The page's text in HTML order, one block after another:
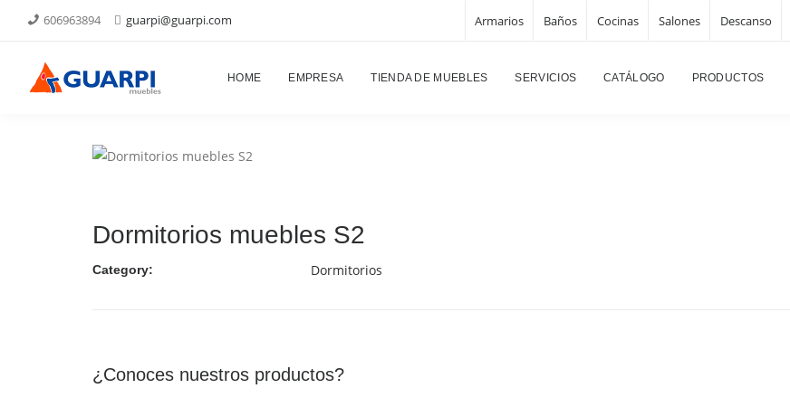
606963894 guarpi@guarpi.com Armarios Baños Cocinas Salones Descanso
HOME EMPRESA TIENDA DE MUEBLES SERVICIOS CATÁLOGO PRODUCTOS
Dormitorios muebles S2
Category: Dormitorios
¿Conoces nuestros productos?